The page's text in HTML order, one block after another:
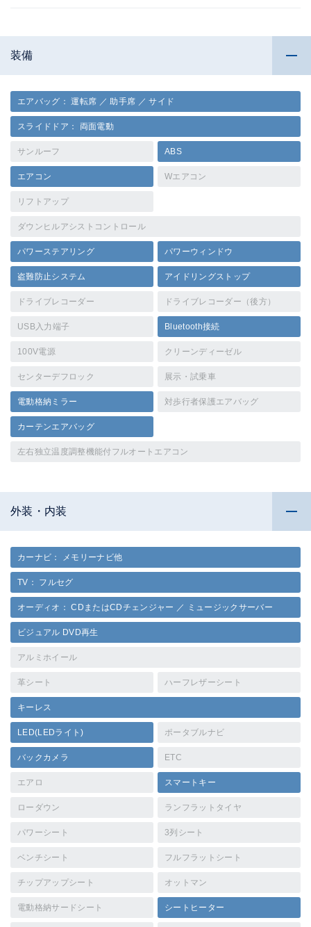
装備
エアバッグ： 運転席 ／ 助手席 ／ サイド
スライドドア： 両面電動
サンルーフ ABS
エアコン Wエアコン
リフトアップ
ダウンヒルアシストコントロール
パワーステアリング パワーウィンドウ
盗難防止システム アイドリングストップ
ドライブレコーダー ドライブレコーダー（後方）
USB入力端子 Bluetooth接続
100V電源 クリーンディーゼル
センターデフロック 展示・試乗車
電動格納ミラー 対歩行者保護エアバッグ
カーテンエアバッグ
左右独立温度調整機能付フルオートエアコン
外装・内装
カーナビ： メモリーナビ他
TV： フルセグ
オーディオ： CDまたはCDチェンジャー ／ ミュージックサーバー
ビジュアル DVD再生
アルミホイール
革シート ハーフレザーシート
キーレス
LED(LEDライト) ポータブルナビ
バックカメラ ETC
エアロ スマートキー
ローダウン ランフラットタイヤ
パワーシート 3列シート
ベンチシート フルフラットシート
チップアップシート オットマン
電動格納サードシート シートヒーター